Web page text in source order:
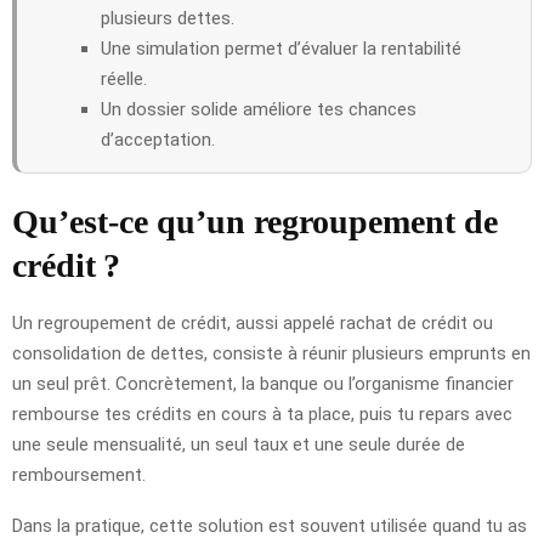
plusieurs dettes.
Une simulation permet d’évaluer la rentabilité
réelle.
Un dossier solide améliore tes chances
d’acceptation.
Qu’est-ce qu’un regroupement de
crédit ?
Un regroupement de crédit, aussi appelé rachat de crédit ou
consolidation de dettes, consiste à réunir plusieurs emprunts en
un seul prêt. Concrètement, la banque ou l’organisme financier
rembourse tes crédits en cours à ta place, puis tu repars avec
une seule mensualité, un seul taux et une seule durée de
remboursement.
Dans la pratique, cette solution est souvent utilisée quand tu as